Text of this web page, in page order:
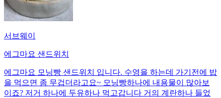
서브웨이
에그마요 샌드위치
에그마요 모닝빵 샌드위치 입니다. 수영을 하는데 가기전에 밥
을 먹으면 좀 무겁더라고요~ 모닝빵하나에 내용물이 많아보
이죠? 저거 하나에 두유하나 먹고갑니다 거의 계란하나 들었